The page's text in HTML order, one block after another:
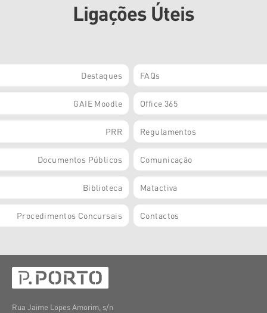
Ligações Úteis
Destaques FAQs
GAIE Moodle Office 365
PRR Regulamentos
Documentos Públicos Comunicação
Biblioteca Matactiva
Procedimentos Concursais Contactos
Rua Jaime Lopes Amorim, s/n